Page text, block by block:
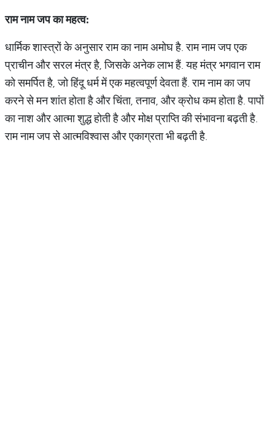
रामनामजपकामहत्व:
धार्मिक शास्त्रों के अनुसार राम का नाम अमोघ है. राम नाम जप एक
प्राचीन और सरल मंत्र है, जिसके अनेक लाभ हैं. यह मंत्र भगवान राम
को समर्पित है, जो हिंदू धर्म में एक महत्वपूर्ण देवता हैं. राम नाम का जप
करने से मन शांत होता है और चिंता, तनाव, और क्रोध कम होता है. पापों
का नाश और आत्मा शुद्ध होती है और मोक्ष प्राप्ति की संभावना बढ़ती है.
राम नाम जप से आत्मविश्वास और एकाग्रता भी बढ़ती है.